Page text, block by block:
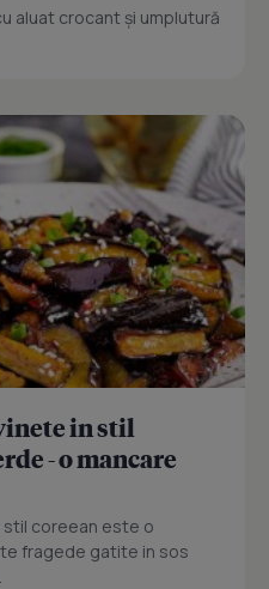
aluat crocant și umplutură
in stil
- o mancare
stil coreean este o
fragede gatite in sos